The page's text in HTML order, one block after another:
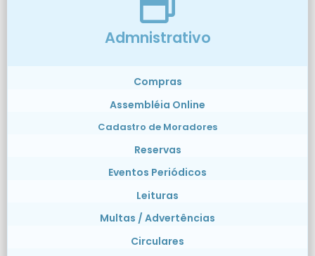
Admnistrativo
Compras
Assembléia Online
Cadastro de Moradores
Reservas
Eventos Periódicos
Leituras
Multas / Advertências
Circulares